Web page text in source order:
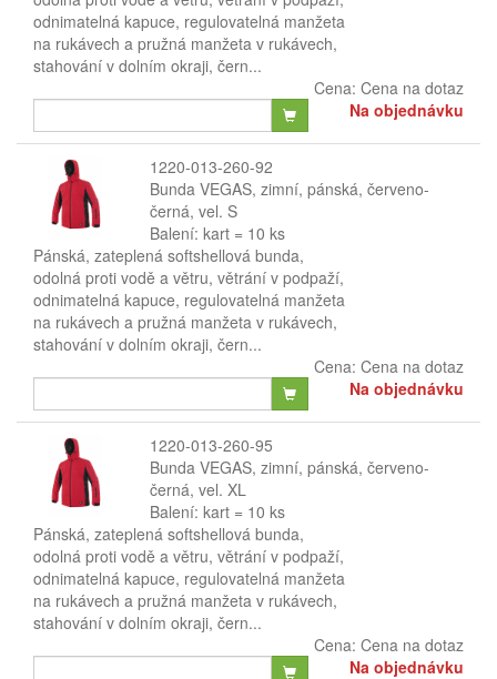
odnimatelná kapuce, regulovatelná manžeta
na rukávech a pružná manžeta v rukávech,
stahování v dolním okraji, čern...
Cena: Cena na dotaz
Na objednávku
1220-013-260-92
Bunda VEGAS, zimní, pánská, červeno-
černá, vel. S
Balení: kart = 10 ks
Pánská, zateplená softshellová bunda,
odolná proti vodě a větru, větrání v podpaží,
odnimatelná kapuce, regulovatelná manžeta
na rukávech a pružná manžeta v rukávech,
stahování v dolním okraji, čern...
Cena: Cena na dotaz
Na objednávku
1220-013-260-95
Bunda VEGAS, zimní, pánská, červeno-
černá, vel. XL
Balení: kart = 10 ks
Pánská, zateplená softshellová bunda,
odolná proti vodě a větru, větrání v podpaží,
odnimatelná kapuce, regulovatelná manžeta
na rukávech a pružná manžeta v rukávech,
stahování v dolním okraji, čern...
Cena: Cena na dotaz
Na objednávku